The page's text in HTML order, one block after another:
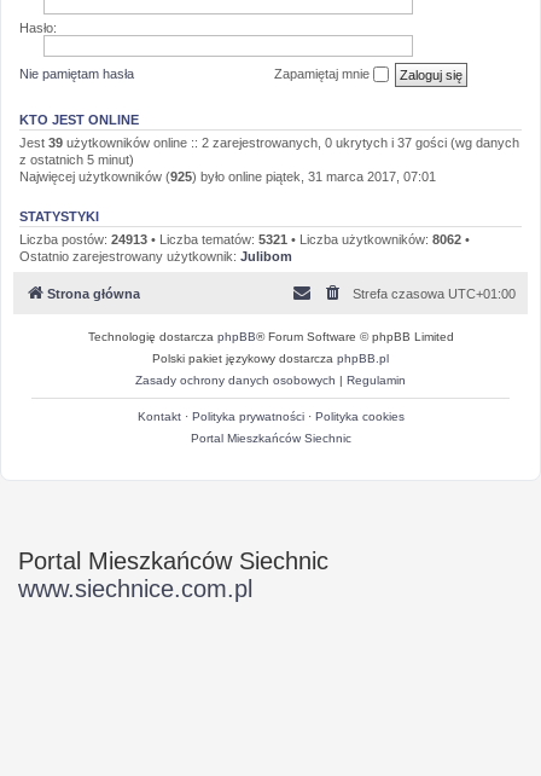
Hasło:
Nie pamiętam hasła Zapamiętaj mnie
KTO JEST ONLINE
Jest 39 użytkowników online :: 2 zarejestrowanych, 0 ukrytych i 37 gości (wg danych
z ostatnich 5 minut)
Najwięcej użytkowników (925) było online piątek, 31 marca 2017, 07:01
STATYSTYKI
Liczba postów: 24913 • Liczba tematów: 5321 • Liczba użytkowników: 8062 •
Ostatnio zarejestrowany użytkownik: Julibom
Strona główna Strefa czasowa UTC+01:00
Technologię dostarcza phpBB® Forum Software © phpBB Limited
Polski pakiet językowy dostarcza phpBB.pl
Zasady ochrony danych osobowych | Regulamin
Kontakt· Polityka prywatności· Polityka cookies
Portal Mieszkańców Siechnic
Portal Mieszkańców Siechnic
www.siechnice.com.pl